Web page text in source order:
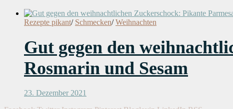
Rezepte pikant/ Schmecken/ Weihnachten
Gut gegen den
Rosmarin und Sesam
23. Dezember 2021